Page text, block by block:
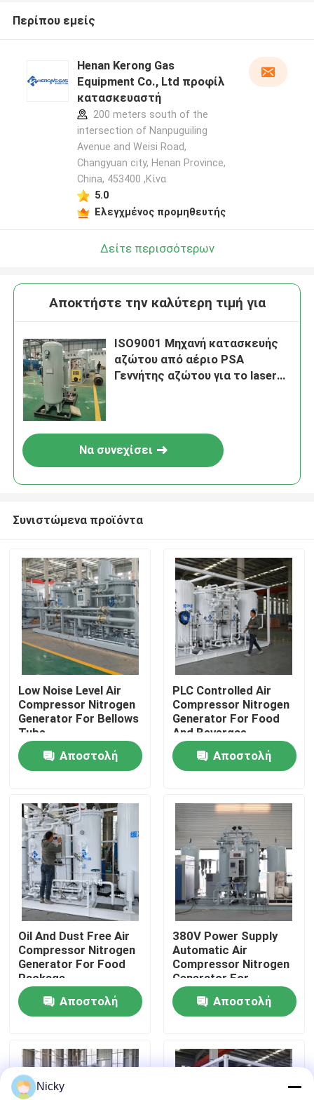
Σπίτι
Προϊόντα
Επισκεψή εργοστασίου
Έλεγχος ποιότητας
Επικοινωνήστε μαζί μας
Ειδήσεις
Ζητήστε μια προσφορά
Παραγωγοί αζώτου PSA
Γεννήτρια αζώτου υψηλής αγνότητας
Περίπου εμείς
Henan Kerong Gas
Equipment Co., Ltd προφίλ
κατασκευαστή
200 meters south of the
intersection of Nanpuguiling
Avenue and Weisi Road,
Changyuan city, Henan Province,
China, 453400 ,Κίνα
5.0
Ελεγχμένος προμηθευτής
Δείτε περισσότερων
Αποκτήστε την καλύτερη τιμή για
ISO9001 Μηχανή κατασκευής
αζώτου από αέριο PSA
Γεννήτης αζώτου για το laser
Να συνεχίσει
Συνιστώμενα προϊόντα
Low Noise Level Air
Compressor Nitrogen
Generator For Bellows
Tube
Αποστολή
PLC Controlled Air
Compressor Nitrogen
Generator For Food
And Bevergae
Αποστολή
Oil And Dust Free Air
Compressor Nitrogen
Generator For Food
Package
Αποστολή
380V Power Supply
Automatic Air
Compressor Nitrogen
Generator For
Beverage Filling
Αποστολή
Nicky